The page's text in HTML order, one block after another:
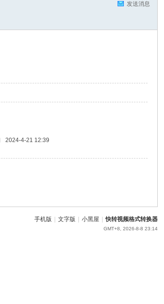
发送消息
2024-4-21 12:39
手机版 文字版 小黑屋 快转视频格式转换器
GMT+8, 2026-8-8 23:14